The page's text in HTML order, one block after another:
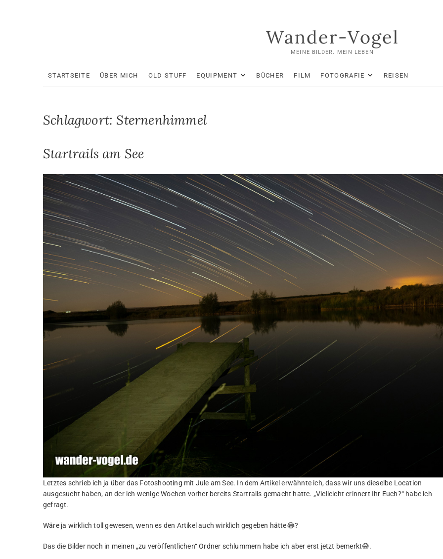
Wander-Vogel
MEINE BILDER. MEIN LEBEN
STARTSEITE ÜBER MICH OLD STUFF EQUIPMENT BÜCHER FILM FOTOGRAFIE REISEN
Schlagwort: Sternenhimmel
Startrails am See
Letztes schrieb ich ja über das Fotoshooting mit Jule am See. In dem Artikel erwähnte ich, dass wir uns dieselbe Location
ausgesucht haben, an der ich wenige Wochen vorher bereits Startrails gemacht hatte. „Vielleicht erinnert Ihr Euch?“ habe ich
gefragt.
Wäre ja wirklich toll gewesen, wenn es den Artikel auch wirklich gegeben hätte😂?
Das die Bilder noch in meinen „zu veröffentlichen“ Ordner schlummern habe ich aber erst jetzt bemerkt😅.